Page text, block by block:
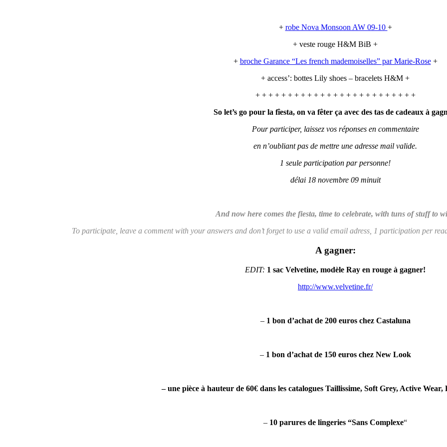
+ robe Nova Monsoon AW 09-10 +
+ veste rouge H&M BiB +
+ broche Garance “Les french mademoiselles” par Marie-Rose+
+ access’: bottes Lily shoes – bracelets H&M +
+ + + + + + + + + + + + + + + + + + + + + + + + +
So let’s go pour la fîesta, on va fêter ça avec des tas de cadeaux à
Pour participer, laissez vos réponses en commentaire
en n’oubliant pas de mettre une adresse mail valide.
1 seule participation par personne!
délai 18 novembre 09 minuit
And now here comes the fiesta, time to celebrate, with tuns of stuff to
To participate, leave a comment with your answers and don’t forget to use a valid email adress, 1 participation per
A gagner:
EDIT: 1 sac Velvetine, modèle Ray en rouge à gagner!
http://www.velvetine.fr/
– 1 bon d’achat de 200 euros chez Castaluna
– 1 bon d’achat de 150 euros chez New Look
– une pièce à hauteur de 60€ dans les catalogues Taillissime, Soft Grey, Active
– 10 parures de lingeries “Sans Complexe“